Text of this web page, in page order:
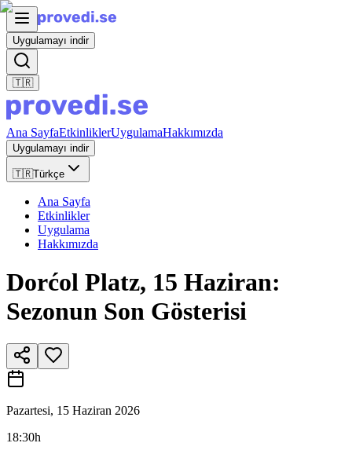
Uygulamayı indir
🇹🇷
Ana SayfaEtkinliklerUygulamaHakkımızda
Uygulamayı indir
🇹🇷Türkçe
Ana Sayfa
Etkinlikler
Uygulama
Hakkımızda
Dorćol Platz, 15 Haziran:
Sezonun Son Gösterisi
Pazartesi, 15 Haziran 2026
18:30h